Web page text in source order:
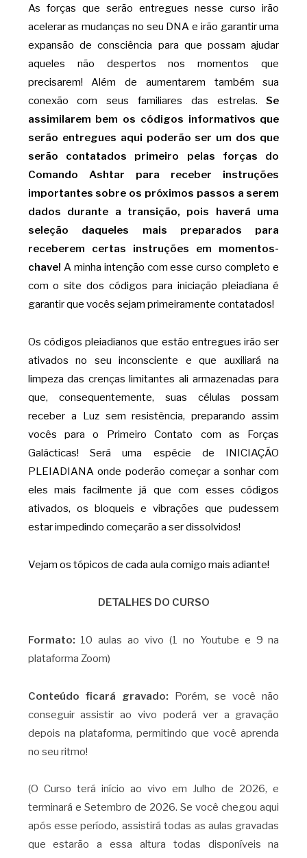
As forças que serão entregues nesse curso irão
acelerar as mudanças no seu DNA e irão garantir uma
expansão de consciência para que possam ajudar
aqueles não despertos nos momentos que
precisarem! Além de aumentarem também sua
conexão com seus familiares das estrelas.Se
assimilarem bem os códigos informativos que
serão entregues aqui poderão ser um dos que
serão contatados primeiro pelas forças do
Comando Ashtar para receber instruções
importantes sobre os próximos passos a serem
dados durante a transição, pois haverá uma
seleção daqueles mais preparados para
receberem certas instruções em momentos-
chave! A minha intenção com esse curso completo e
com o site dos códigos para iniciação pleiadiana é
garantir que vocês sejam primeiramente contatados!
Os códigos pleiadianos que estão entregues irão ser
ativados no seu inconsciente e que auxiliará na
limpeza das crenças limitantes ali armazenadas para
que, consequentemente, suas células possam
receber a Luz sem resistência, preparando assim
vocês para o Primeiro Contato com as Forças
Galácticas! Será uma espécie de INICIAÇÃO
PLEIADIANA onde poderão começar a sonhar com
eles mais facilmente já que com esses códigos
ativados, os bloqueis e vibrações que pudessem
estar impedindo começarão a ser dissolvidos!
Vejam os tópicos de cada aula comigo mais adiante!
DETALHES DO CURSO
Formato: 10 aulas ao vivo (1 no Youtube e 9 na
plataforma Zoom)
Conteúdo ficará gravado: Porém, se você não
conseguir assistir ao vivo poderá ver a gravação
depois na plataforma, permitindo que você aprenda
no seu ritmo!
(O Curso terá início ao vivo em Julho de 2026, e
terminará e Setembro de 2026. Se você chegou aqui
após esse período, assistirá todas as aulas gravadas
que estarão a essa altura todas disponíveis na